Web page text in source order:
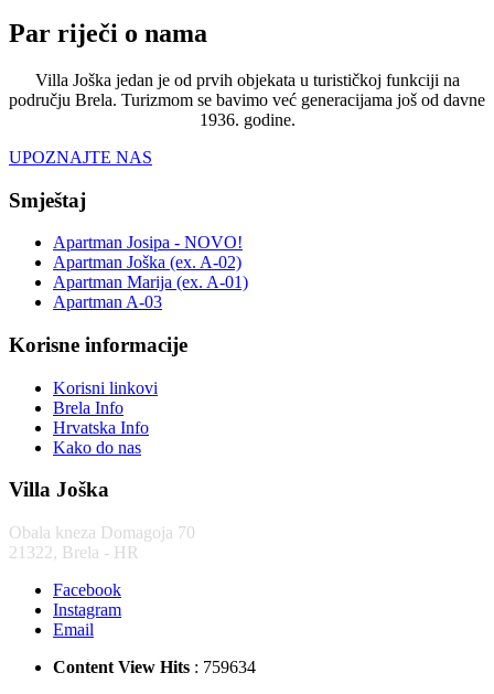
Par riječi o nama
Villa Joška jedan je od prvih objekata u turističkoj funkciji na
području Brela. Turizmom se bavimo već generacijama još od davne
1936. godine.
UPOZNAJTE NAS
Smještaj
Apartman Josipa - NOVO!
Apartman Joška (ex. A-02)
Apartman Marija (ex. A-01)
Apartman A-03
Korisne informacije
Korisni linkovi
Brela Info
Hrvatska Info
Kako do nas
Villa Joška
Obala kneza Domagoja 70
21322, Brela - HR
Facebook
Instagram
Email
Content View Hits : 759634